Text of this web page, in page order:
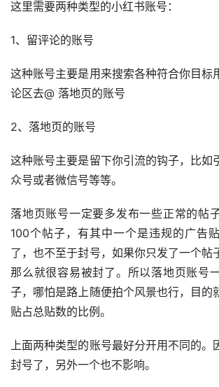
这里需要两种类型的小红书账号：
1、留评论的账号
这种账号主要是用来搜索各种符合你目标
论区去@ 落地页的账号
2、落地页的账号
这种账号主要是留下你引流的钩子，比如
众号或者微信号等等。
落地页账号一定要多发布一些正常的帖
100个帖子，有其中一个是违规的广告
了，也不至于封号，如果你只发了一个帖
那么就很容易被封了。所以落地页账号
子，哪怕是路上随便拍个风景也行，目的
贴占总贴数的比例。
上面两种类型的账号最好分开用不同的。
封号了，另外一个也不影响。